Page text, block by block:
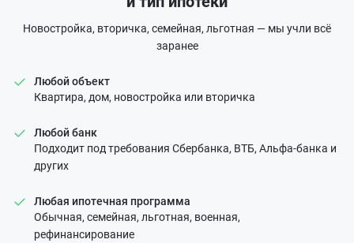
Новостройка, вторичка, семейная, льготная — мы учли всё
заранее
Любой объект
Квартира, дом, новостройка или вторичка
Любая ипотечная программа
Обычная, семейная, льготная, военная,
рефинансирование
Любой банк
Подходит под требования Сбербанка, ВТБ, Альфа-банка и
других